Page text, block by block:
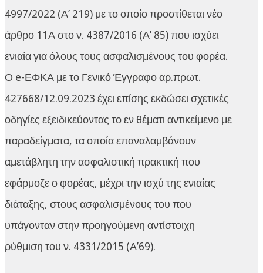
4997/2022 (Α’ 219) με το οποίο προστίθεται νέο
άρθρο 11Α στο ν. 4387/2016 (Α’ 85) που ισχύει
ενιαία για όλους τους ασφαλισμένους του φορέα.
Ο e-ΕΦΚΑ με το Γενικό Έγγραφο αρ.πρωτ.
427668/12.09.2023 έχει επίσης εκδώσει σχετικές
οδηγίες εξειδικεύοντας το εν θέματι αντικείμενο με
παραδείγματα, τα οποία επαναλαμβάνουν
αμετάβλητη την ασφαλιστική πρακτική που
εφάρμοζε ο φορέας, μέχρι την ισχύ της ενιαίας
διάταξης, στους ασφαλισμένους του που
υπάγονταν στην προηγούμενη αντίστοιχη
ρύθμιση του ν. 4331/2015 (Α’69).